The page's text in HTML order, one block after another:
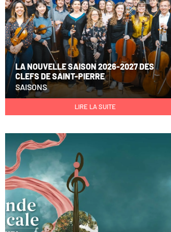
LA NOUVELLE SAISON 2026-2027 DES
CLEFS DE SAINT-PIERRE
SAISONS
LIRE LA SUITE